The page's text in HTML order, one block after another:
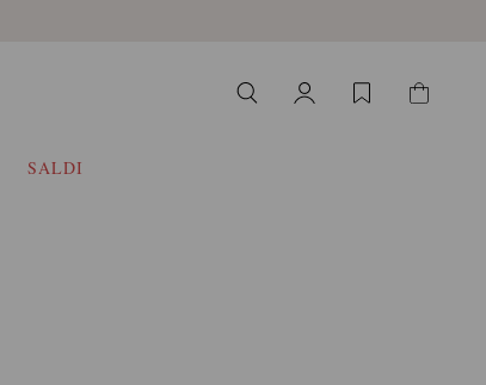
SALDI